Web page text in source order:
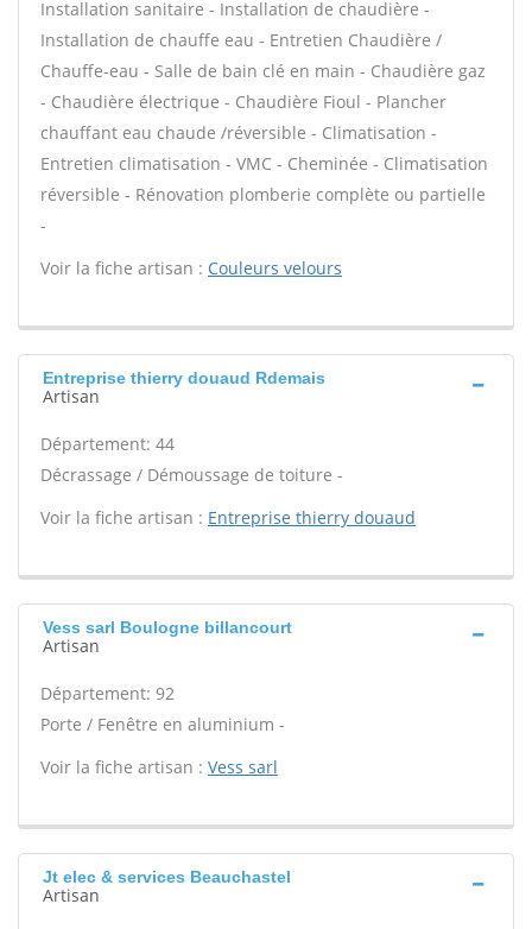
Installation sanitaire - Installation de chaudière -
Installation de chauffe eau - Entretien Chaudière /
Chauffe-eau - Salle de bain clé en main - Chaudière gaz
- Chaudière électrique - Chaudière Fioul - Plancher
chauffant eau chaude /réversible - Climatisation -
Entretien climatisation - VMC - Cheminée - Climatisation
réversible - Rénovation plomberie complète ou partielle
-
Voir la fiche artisan : Couleurs velours
Entreprise thierry douaud Rdemais
Artisan
Département: 44
Décrassage / Démoussage de toiture -
Voir la fiche artisan : Entreprise thierry douaud
Vess sarl Boulogne billancourt
Artisan
Département: 92
Porte / Fenêtre en aluminium -
Voir la fiche artisan : Vess sarl
Jt elec & services Beauchastel
Artisan